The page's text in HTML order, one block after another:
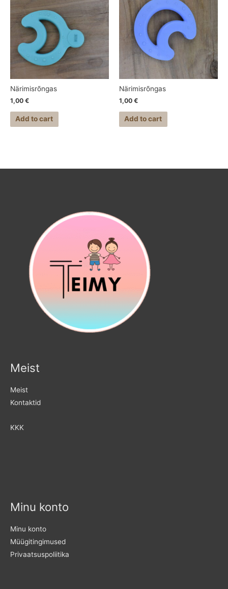
Närimisrõngas
1,00 €
Add to cart
Närimisrõngas
1,00 €
Add to cart
Meist
Meist
Kontaktid
KKK
Minu konto
Minu konto
Müügitingimused
Privaatsuspoliitika